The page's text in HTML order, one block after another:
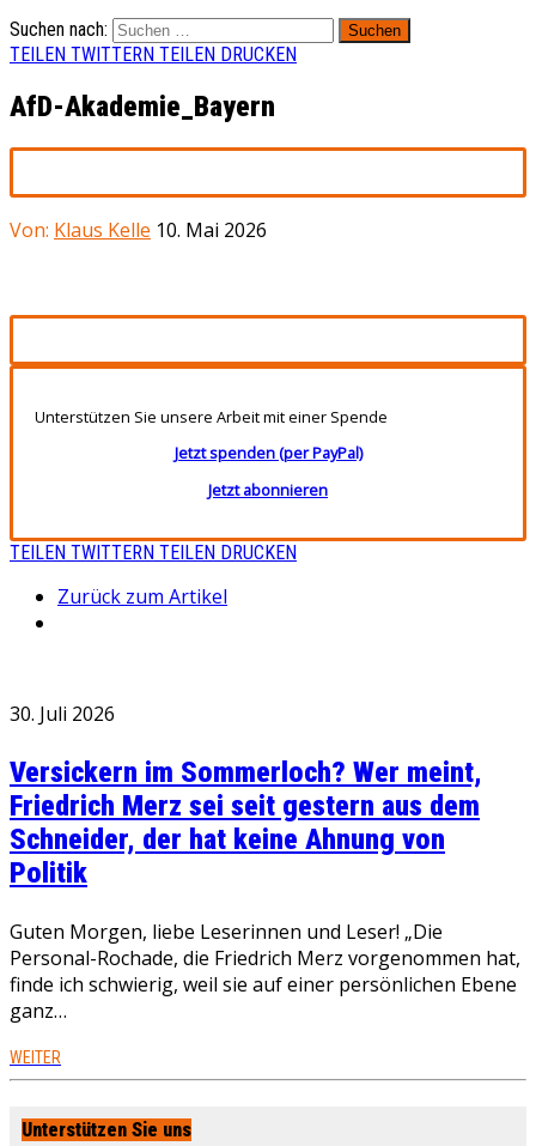
Suchen nach:
TEILEN TWITTERN TEILEN DRUCKEN
AfD-Akademie_Bayern
Von: Klaus Kelle 10. Mai 2026
Unterstützen Sie unsere Arbeit mit einer Spende
Jetzt spenden (per PayPal)
Jetzt abonnieren
TEILEN TWITTERN TEILEN DRUCKEN
Zurück zum Artikel
30. Juli 2026
Versickern im Sommerloch? Wer meint,
Friedrich Merz sei seit gestern aus dem
Schneider, der hat keine Ahnung von
Politik
Guten Morgen, liebe Leserinnen und Leser! „Die
Personal-Rochade, die Friedrich Merz vorgenommen hat,
finde ich schwierig, weil sie auf einer persönlichen Ebene
ganz…
WEITER
Unterstützen Sie uns